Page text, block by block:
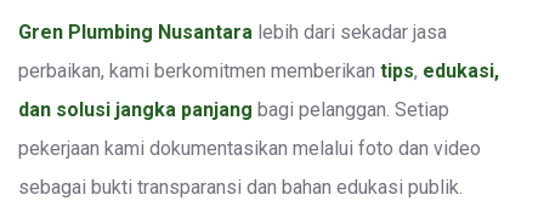
Gren Plumbing Nusantara lebih dari sekadar jasa
perbaikan, kami berkomitmen memberikan tips, edukasi,
dan solusi jangka panjang bagi pelanggan. Setiap
pekerjaan kami dokumentasikan melalui foto dan video
sebagai bukti transparansi dan bahan edukasi publik.